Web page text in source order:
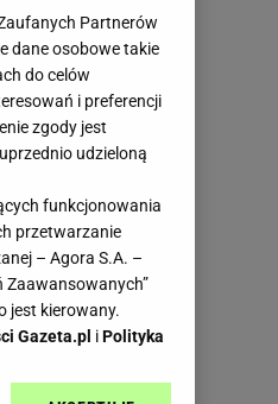
Partnerów
dane osobowe takie
do celów
i preferencji
zgody jest
udzieloną
funkcjonowania
przetwarzanie
– Agora S.A. –
Zaawansowanych”
jest kierowany.
Gazeta.pl iPolityka